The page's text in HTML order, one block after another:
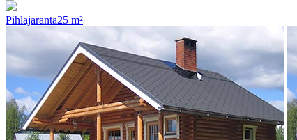
Pihlajaranta25 m²